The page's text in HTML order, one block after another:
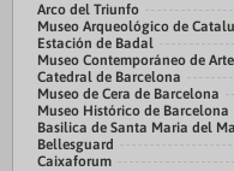
Arco del Triunfo
Museo Arqueológico de
Estación de Badal
Museo Contemporáneo de
Catedral de Barcelona
Museo de Cera de Barcelona
Museo Histórico de Barcelona
Basilica de Santa Maria del
Bellesguard
Caixaforum